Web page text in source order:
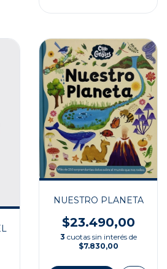
NUESTRO PLANETA
$23.490,00
3 cuotas sin interés de
$7.830,00